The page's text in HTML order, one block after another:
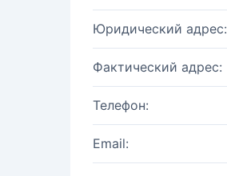
Юридический адрес:
Фактический адрес:
Телефон:
Email: